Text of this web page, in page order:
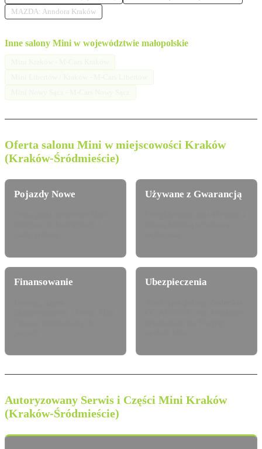
MAZDA: Anndora Kraków
Inne salony Mini w województwie małopolskie
Oferta salonu Mini w miejscowości Kraków
(Kraków-Śródmieście)
Pojazdy Nowe Używane z Gwarancją
Finansowanie Ubezpieczenia
Autoryzowany Serwis i Części Mini Kraków
(Kraków-Śródmieście)